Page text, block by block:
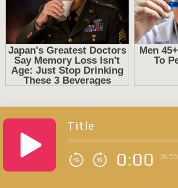
Title
0:00 36:55